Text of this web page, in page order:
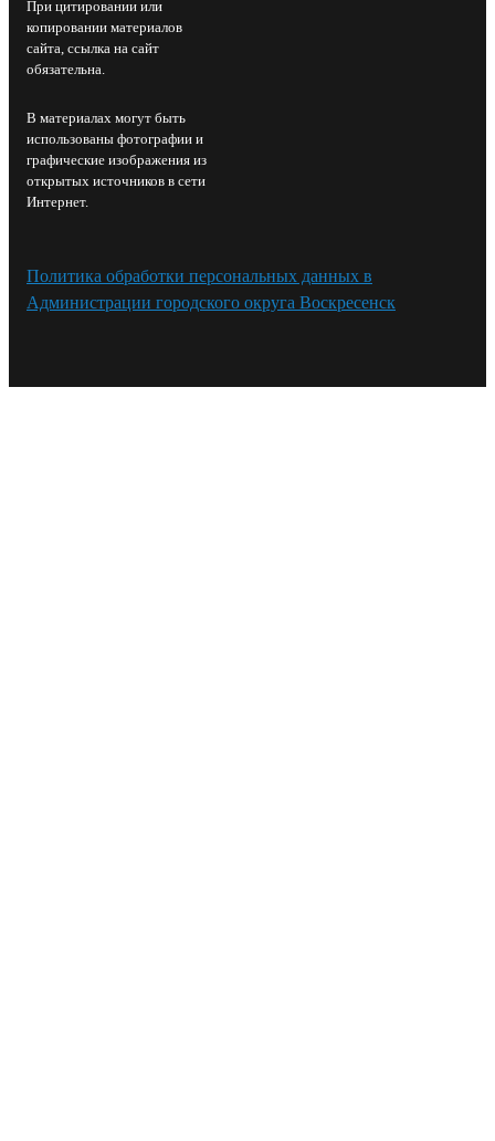
При цитировании или
копировании материалов
сайта, ссылка на сайт
обязательна.
В материалах могут быть
использованы фотографии и
графические изображения из
открытых источников в сети
Интернет.
Политика обработки персональных данных в
Администрации городского округа Воскресенск